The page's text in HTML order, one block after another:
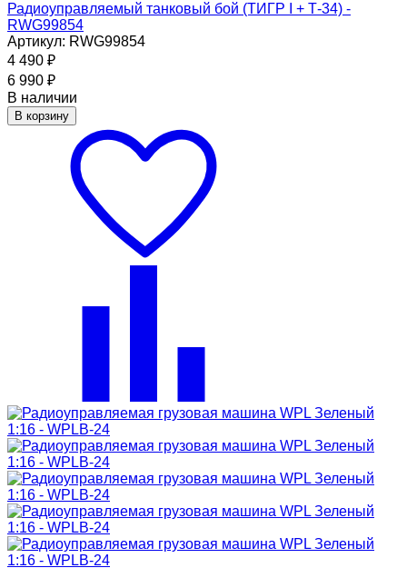
Радиоуправляемый танковый бой (ТИГР I + Т-34) -
RWG99854
Артикул: RWG99854
4 490 ₽
6 990 ₽
В наличии
В корзину